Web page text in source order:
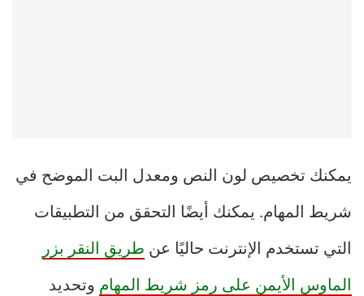
يمكنك تخصيص لون النص ومعدل البت الموضح في
شريط المهام. يمكنك أيضًا التحقق من التطبيقات
التي تستخدم الإنترنت حاليًا عن طريق النقر بزر
الماوس الأيمن على رمز شريط المهام وتحديد